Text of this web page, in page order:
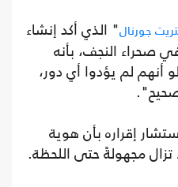
جورنال" الذي أكد إنشاء
صحراء النجف، بأنه
أنهم لم يؤدوا أي دور،
إقراره بأن هوية
تزال مجهولةً حتى اللحظة.